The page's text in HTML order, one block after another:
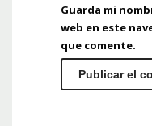
Guarda mi
web en este
que comente.